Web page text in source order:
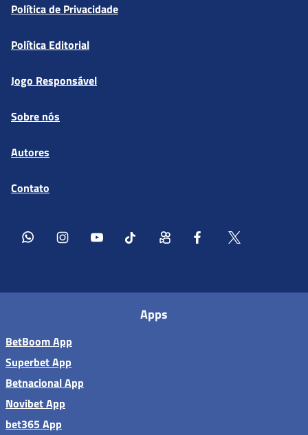
Política de Privacidade
Política Editorial
Jogo Responsável
Sobre nós
Autores
Contato
Apps
BetBoom App
Superbet App
Betnacional App
Novibet App
bet365 App